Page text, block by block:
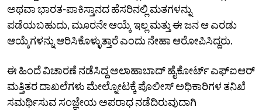
ಅಥವಾ ಭಾರತ-ಪಾಕಿಸ್ತಾನದ ಹೆಸರಿನಲ್ಲಿ ಮತಗಳನ್ನು
ಪಡೆಯಬಹುದು, ಮೂರನೇ ಆಯ್ಕೆ ಇಲ್ಲ ಮತ್ತು ಈ ಜನ ಆ ಎರಡು
ಆಯ್ಕೆಗಳನ್ನು ಆರಿಸಿಕೊಳ್ಳುತ್ತಾರೆ ಎಂದು ನೇಹಾ ಆರೋಪಿಸಿದ್ದರು.
ಈ ಹಿಂದೆ ವಿಚಾರಣೆ ನಡೆಸಿದ್ದ ಅಲಾಹಾಬಾದ್‌ ಹೈಕೋರ್ಟ್‌ ಎಫ್ಐಆರ್
ಮತ್ತಿತರ ದಾಖಲೆಗಳು ಮೇಲ್ನೋಟಕ್ಕೆ ಪೊಲೀಸ್ ಅಧಿಕಾರಿಗಳ ತನಿಖೆ
ಸಮರ್ಥಿಸುವ ಸಂಜ್ಞೇಯ ಅಪರಾಧ ನಡೆದಿರುವುದಾಗಿ